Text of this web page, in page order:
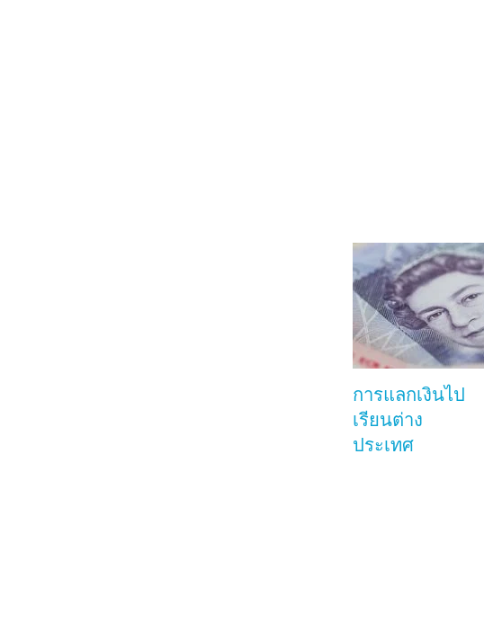
การแลกเงินไป
เรียนต่าง
ประเทศ